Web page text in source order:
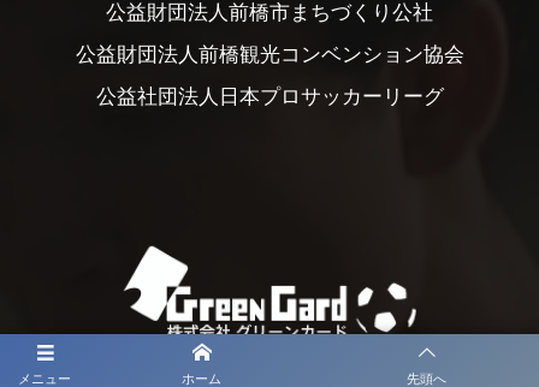
メニュー ホーム 先頭へ
公益財団法人前橋市まちづくり公社
公益財団法人前橋観光コンベンション協会
公益社団法人日本プロサッカーリーグ